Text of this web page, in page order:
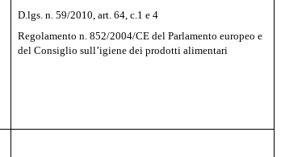
D.lgs. n. 59/2010, art. 64, c.1 e 4
Regolamento n. 852/2004/CE del Parlamento europeo e
del Consiglio sull’igiene dei prodotti alimentari